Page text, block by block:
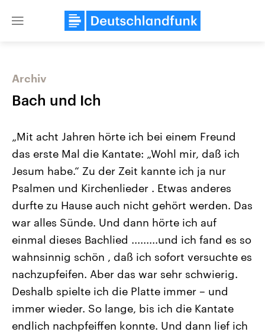
Close
Landtagswahl Sachsen-Anhalt
Alle Informationen
Sachsen-Anhalt wählt am 6.
September 2026 einen neuen
Landtag. Seit 2021 wird das
Bundesland von einer Koalition aus
CDU, SPD und FDP regiert.-
Umfragen, Prognosen,
Wahlprogramme, aktuelle Berichte
und Kandidaten der anstehenden
Wahl.
USA
Aktuelle Beiträge,
Hintergründe
Wirtschaftlich und
gehören die Vereinigten
den mächtigsten Ländern
mit großem Einfluss auf
aktuelle Weltgeschehen.
Sendungen
Audio-Archiv
Archiv
Bach und Ich
„Mit acht Jahren hörte ich bei einem Freund
das erste Mal die Kantate: „Wohl mir, daß ich
Jesum habe.“ Zu der Zeit kannte ich ja nur
Psalmen und Kirchenlieder . Etwas anderes
durfte zu Hause auch nicht gehört werden. Das
war alles Sünde. Und dann hörte ich auf
einmal dieses Bachlied .........und ich fand es so
wahnsinnig schön , daß ich sofort versuchte es
nachzupfeifen. Aber das war sehr schwierig.
Deshalb spielte ich die Platte immer – und
immer wieder. So lange, bis ich die Kantate
endlich nachpfeiffen konnte. Und dann lief ich